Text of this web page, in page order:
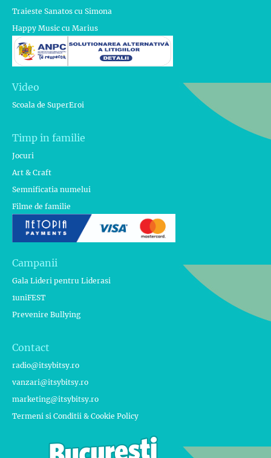
Traieste Sanatos cu Simona
Happy Music cu Marius
Video
Scoala de SuperEroi
Timp in familie
Jocuri
Art & Craft
Semnificatia numelui
Filme de familie
Campanii
Gala Lideri pentru Liderasi
1uniFEST
Prevenire Bullying
Contact
radio@itsybitsy.ro
vanzari@itsybitsy.ro
marketing@itsybitsy.ro
Termeni si Conditii & Cookie Policy